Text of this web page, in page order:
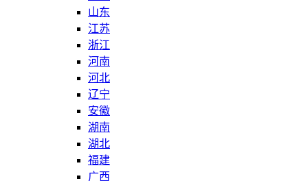
山东
江苏
浙江
河南
河北
辽宁
安徽
湖南
湖北
福建
广西